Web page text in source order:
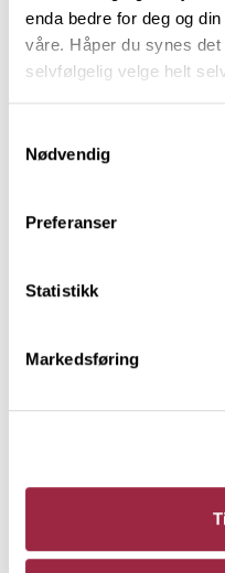
enda bedre for deg og
våre. Håper du synes
selvfølgelig velge helt
Nødvendig
Preferanser
Statistikk
Markedsføring
Til søknadsskjema